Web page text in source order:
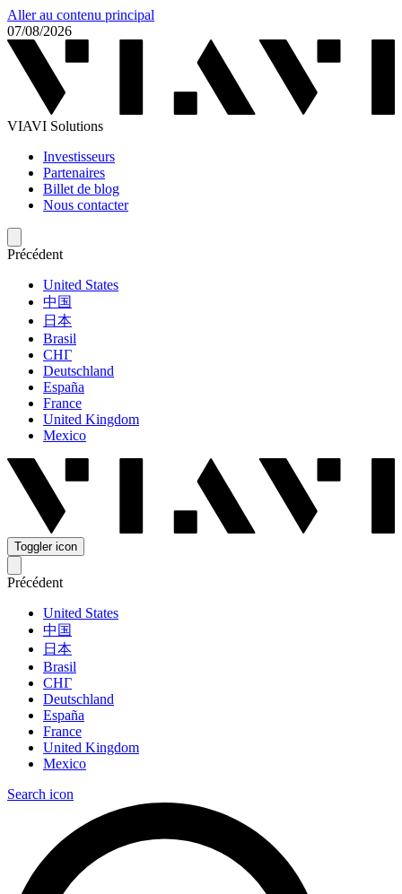
Aller au contenu principal
07/08/2026
VIAVI Solutions
Investisseurs
Partenaires
Billet de blog
Nous contacter
Précédent
United States
中国
日本
Brasil
СНГ
Deutschland
España
France
United Kingdom
Mexico
Toggler icon
Précédent
United States
中国
日本
Brasil
СНГ
Deutschland
España
France
United Kingdom
Mexico
Search icon